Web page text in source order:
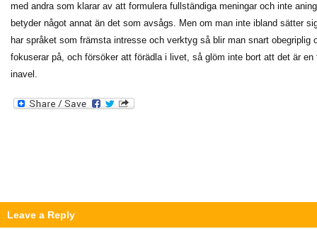
med andra som klarar av att formulera fullständiga meningar och inte
betyder något annat än det som avsågs. Men om man inte ibland sätter
har språket som främsta intresse och verktyg så blir man snart obegriplig
fokuserar på, och försöker att förädla i livet, så glöm inte bort att det är
inavel.
Leave a Reply